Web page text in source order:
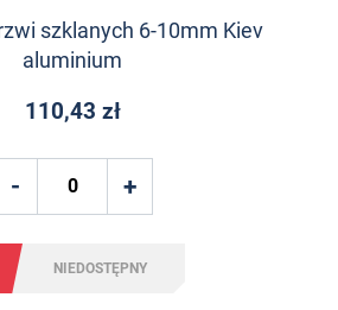
szklanych 6-10mm Kiev
aluminium
110,43 zł
NIEDOSTĘPNY